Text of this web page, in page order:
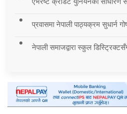
प्रवासमा नेपाली पाठ्यक्रम सुधार्न
नेपाली समाजद्वारा स्कुल